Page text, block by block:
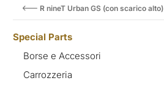
R nineT Urban GS (con scarico alto)
Special Parts
Borse e Accessori
Carrozzeria